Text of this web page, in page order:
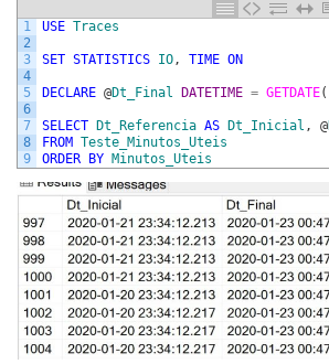
1
2
3
4
5
6
7
8
9
USE Traces
SET STATISTICS IO, TIME ON
DECLARE @Dt_Final DATETIME = GETDATE(
SELECT Dt_Referencia AS Dt_Inicial , @
FROM Teste_Minutos_Uteis
ORDER
BY Minutos_Uteis